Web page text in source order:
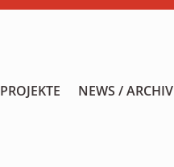
PROJEKTE NEWS / ARCHIV